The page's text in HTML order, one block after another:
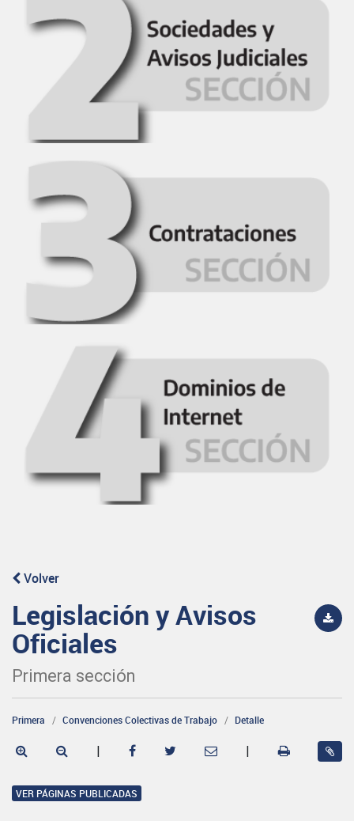
Volver
Legislación y Avisos
Oficiales
Primera sección
Primera Convenciones Colectivas de Trabajo Detalle
| |
VER PÁGINAS PUBLICADAS